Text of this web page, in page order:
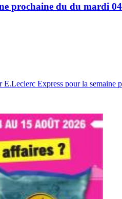
prochaine du du mardi
E.Leclerc Express pour la